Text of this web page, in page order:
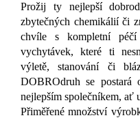
Prožij ty nejlepší
zbytečných chemikálií či
chvíle s kompletní
vychytávek, které ti
výletě, stanování či
DOBROdruh se
nejlepším společníkem, ať
Přiměřené množství